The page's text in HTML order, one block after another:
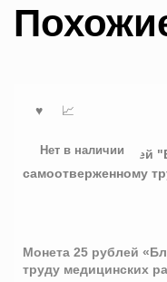
Нет в наличии
Монета 25 рублей
труду медицинских